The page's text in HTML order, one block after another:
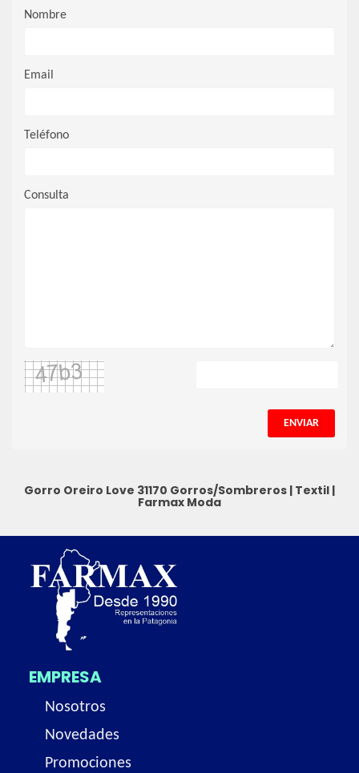
Nombre
Email
Teléfono
Consulta
ENVIAR
Gorro Oreiro Love 31170 Gorros/Sombreros | Textil |
Farmax Moda
EMPRESA
Nosotros
Novedades
Promociones